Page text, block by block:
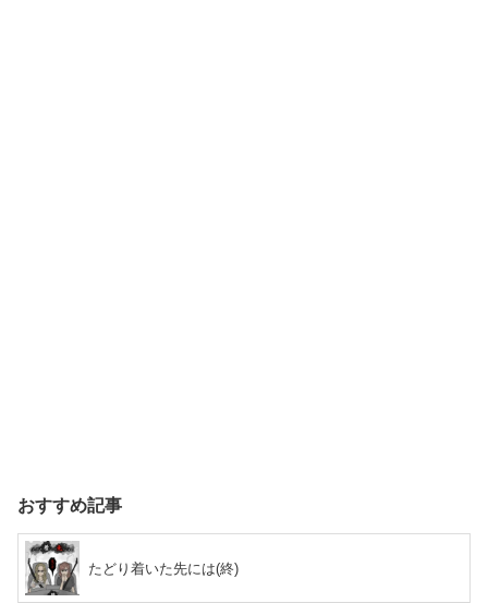
おすすめ記事
たどり着いた先には(終)